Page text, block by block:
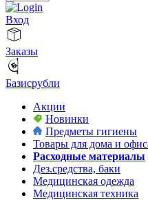
Вход
Заказы
Базисрубли
Акции
Новинки
Предметы гигиены
Товары для дома и
Расходные материалы
Дез.средства, баки
Медицинская одежда
Медицинская техника